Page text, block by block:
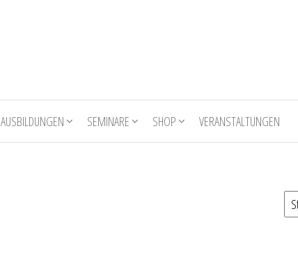
AUSBILDUNGEN SEMINARE SHOP VERANSTALTUNGEN